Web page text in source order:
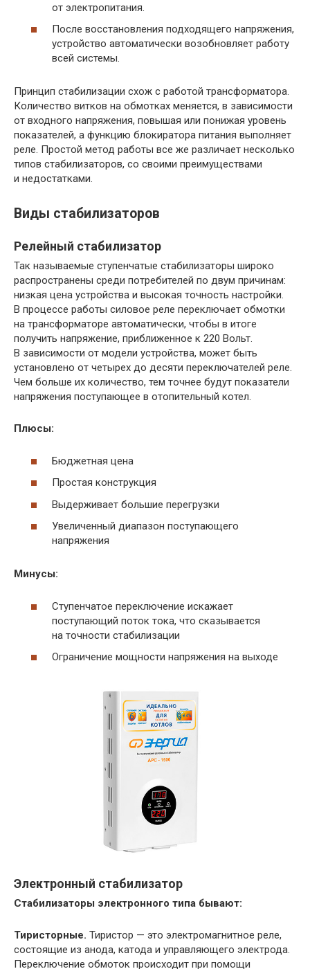
от электропитания.
После восстановления подходящего напряжения,
устройство автоматически возобновляет работу
всей системы.
Принцип стабилизации схож с работой трансформатора.
Количество витков на обмотках меняется, в зависимости
от входного напряжения, повышая или понижая уровень
показателей, а функцию блокиратора питания выполняет
реле. Простой метод работы все же различает несколько
типов стабилизаторов, со своими преимуществами
и недостатками.
Виды стабилизаторов
Релейный стабилизатор
Так называемые ступенчатые стабилизаторы широко
распространены среди потребителей по двум причинам:
низкая цена устройства и высокая точность настройки.
В процессе работы силовое реле переключает обмотки
на трансформаторе автоматически, чтобы в итоге
получить напряжение, приближенное к 220 Вольт.
В зависимости от модели устройства, может быть
установлено от четырех до десяти переключателей реле.
Чем больше их количество, тем точнее будут показатели
напряжения поступающее в отопительный котел.
Плюсы:
Бюджетная цена
Простая конструкция
Выдерживает большие перегрузки
Увеличенный диапазон поступающего
напряжения
Минусы:
Ступенчатое переключение искажает
поступающий поток тока, что сказывается
на точности стабилизации
Ограничение мощности напряжения на выходе
Электронный стабилизатор
Стабилизаторы электронного типа бывают:
Тиристорные. Тиристор — это электромагнитное реле,
состоящие из анода, катода и управляющего электрода.
Переключение обмоток происходит при помощи